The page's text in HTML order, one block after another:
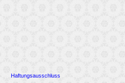
Haftungsausschluss